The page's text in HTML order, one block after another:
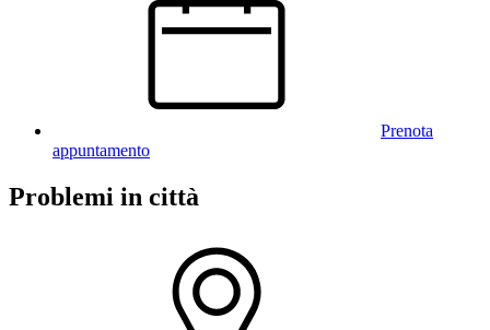
Prenota
appuntamento
Problemi in città